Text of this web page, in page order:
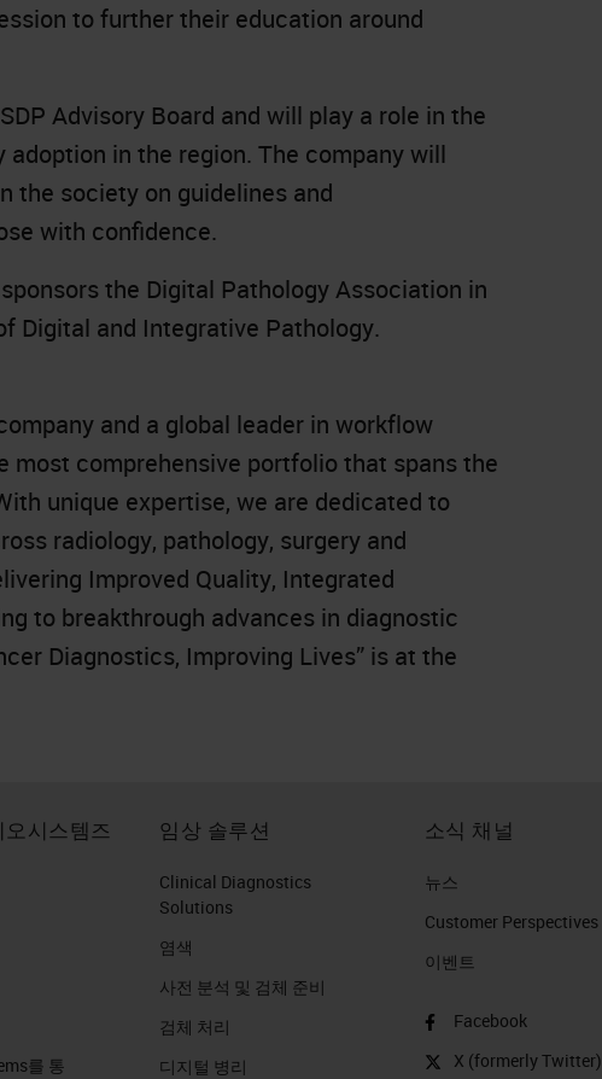
to further their education around
Advisory Board and will play a role in the
in the region. The company will
the society on guidelines and
with confidence.
the Digital Pathology Association in
Digital and Integrative Pathology.
and a global leader in workflow
most comprehensive portfolio that spans the
unique expertise, we are dedicated to
radiology, pathology, surgery and
Improved Quality, Integrated
to breakthrough advances in diagnostic
Diagnostics, Improving Lives” is at the
시스템즈
를 통
임상 솔루션
Clinical Diagnostics
Solutions
염색
사전 분석 및 검체 준비
검체 처리
디지털 병리
소식 채널
뉴스
Customer Perspectives​
이벤트
Facebook
X (formerly Twitter)